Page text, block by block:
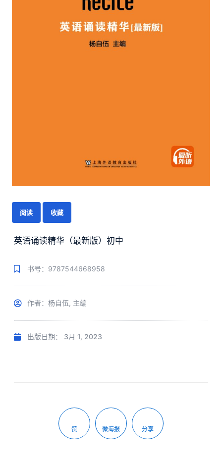
阅读 收藏
英语诵读精华（最新版）初中
书号：9787544668958
作者：杨自伍, 主编
出版日期： 3月 1, 2023
赞 微海报 分享